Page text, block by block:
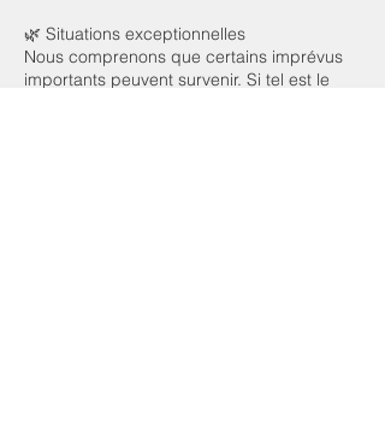
🌿 Situations exceptionnelles
Nous comprenons que certains imprévus
importants peuvent survenir. Si tel est le